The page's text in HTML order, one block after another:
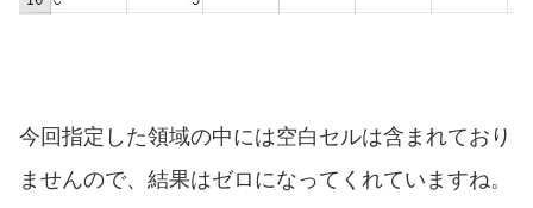
今回指定した領域の中には空白セルは含まれており
ませんので、結果はゼロになってくれていますね。